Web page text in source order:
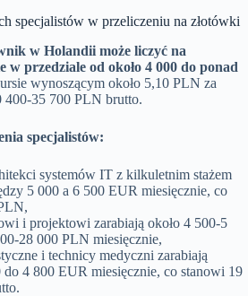
specjalistów w przeliczeniu na złotówki
w Holandii może liczyć na
w przedziale od około 4 000 do ponad
wynoszącym około 5,10 PLN za
400-35 700 PLN brutto.
specjalistów:
systemów IT z kilkuletnim stażem
5 000 a 6 500 EUR miesięcznie, co
i projektowi zarabiają około 4 500-5
28 000 PLN miesięcznie,
i technicy medyczni zarabiają
4 800 EUR miesięcznie, co stanowi 19